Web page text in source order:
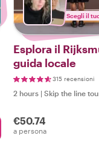
Scegli il
Esplora il
guida locale
315 recensioni
2 hours | Skip the line
€50.74
a persona